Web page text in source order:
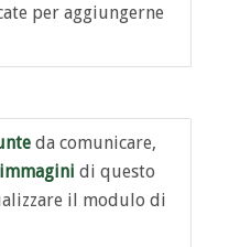
per aggiungerne
da comunicare,
di questo
il modulo di